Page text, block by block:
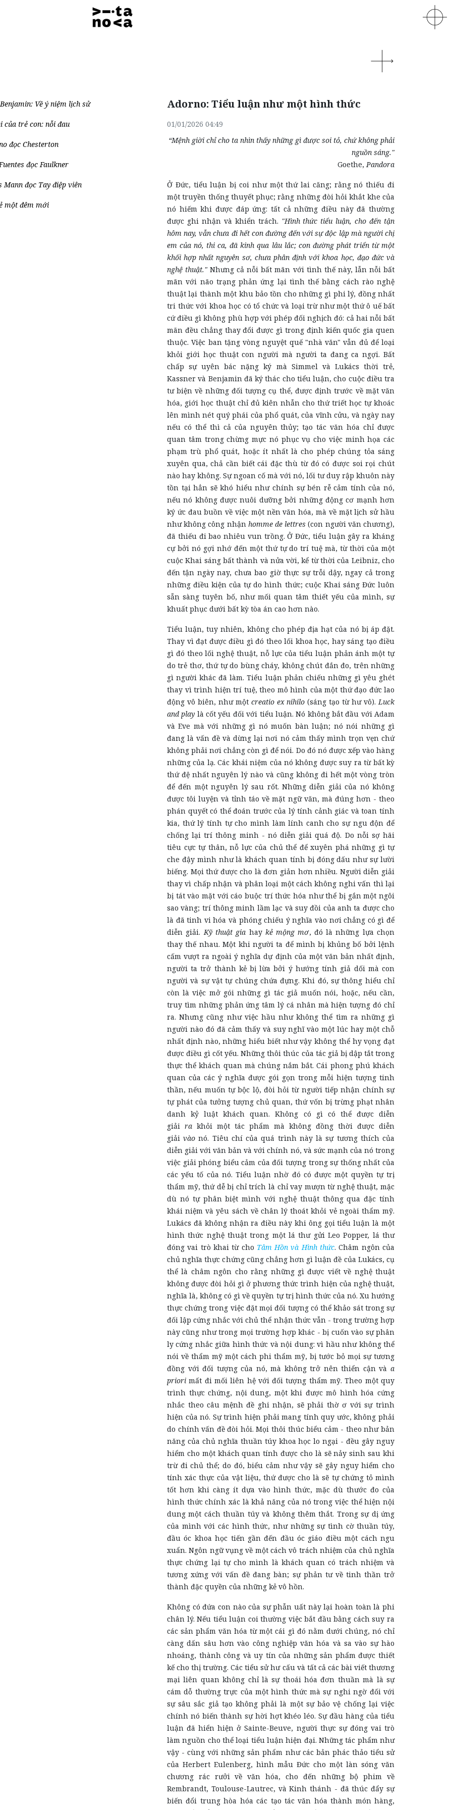
Về ý niệm lịch sử
của trẻ con: nỗi đau
đọc Chesterton
đọc Faulkner
Mann đọc Tay điệp viên
một đêm mới
Adorno: Tiểu luận như một hình thức
01/01/2026 04:49
“Mệnh giời chỉ cho ta nhìn thấy những gì được soi tỏ, chứ không phải
nguồn sáng."
Goethe,Pandora
Ở Đức, tiểu luận bị coi như một thứ lai căng; rằng nó thiếu đi
một truyền thống thuyết phục; rằng những đòi hỏi khắt khe của
nó hiếm khi được đáp ứng: tất cả những điều này đã thường
được ghi nhận và khiển trách. "Hình thức tiểu luận, cho đến tận
hôm nay, vẫn chưa đi hết con đường đến với sự độc lập mà người chị
em của nó, thi ca, đã kinh qua lâu lắc; con đường phát triển từ một
khối hợp nhất nguyên sơ, chưa phân định với khoa học, đạo đức và
nghệ thuật."Nhưng cả nỗi bất mãn với tình thế này, lẫn nỗi bất
mãn với não trạng phản ứng lại tình thế bằng cách rào nghệ
thuật lại thành một khu bảo tồn cho những gì phi lý, đồng nhất
tri thức với khoa học có tổ chức và loại trừ như một thứ ô uế bất
cứ điều gì không phù hợp với phép đối nghịch đó: cả hai nỗi bất
mãn đều chẳng thay đổi được gì trong định kiến quốc gia quen
thuộc. Việc ban tặng vòng nguyệt quế "nhà văn" vẫn đủ để loại
khỏi giới học thuật con người mà người ta đang ca ngợi. Bất
chấp sự uyên bác nặng ký mà Simmel và Lukács thời trẻ,
Kassner và Benjamin đã ký thác cho tiểu luận, cho cuộc điều tra
tư biện về những đối tượng cụ thể, được định trước về mặt văn
hóa, giới học thuật chỉ đủ kiên nhẫn cho thứ triết học tự khoác
lên mình nét quý phái của phổ quát, của vĩnh cửu, và ngày nay
nếu có thể thì cả của nguyên thủy; tạo tác văn hóa chỉ được
quan tâm trong chừng mực nó phục vụ cho việc minh họa các
phạm trù phổ quát, hoặc ít nhất là cho phép chúng tỏa sáng
xuyên qua, chả cần biết cái đặc thù từ đó có được soi rọi chút
nào hay không. Sự ngoan cố mà với nó, lối tư duy rập khuôn này
tồn tại hẳn sẽ khó hiểu như chính sự bén rễ cảm tính của nó,
nếu nó không được nuôi dưỡng bởi những động cơ mạnh hơn
ký ức đau buồn về việc một nền văn hóa, mà về mặt lịch sử hầu
như không công nhận homme de lettres (con người văn chương),
đã thiếu đi bao nhiêu vun trồng. Ở Đức, tiểu luận gây ra kháng
cự bởi nó gợi nhớ đến một thứ tự do trí tuệ mà, từ thời của một
cuộc Khai sáng bất thành và nửa vời, kể từ thời của Leibniz, cho
đến tận ngày nay, chưa bao giờ thực sự trỗi dậy, ngay cả trong
những điều kiện của tự do hình thức; cuộc Khai sáng Đức luôn
sẵn sàng tuyên bố, như mối quan tâm thiết yếu của mình, sự
khuất phục dưới bất kỳ tòa án cao hơn nào.
Tiểu luận, tuy nhiên, không cho phép địa hạt của nó bị áp đặt.
Thay vì đạt được điều gì đó theo lối khoa học, hay sáng tạo điều
gì đó theo lối nghệ thuật, nỗ lực của tiểu luận phản ánh một tự
do trẻ thơ, thứ tự do bùng cháy, không chút đắn đo, trên những
gì người khác đã làm. Tiểu luận phản chiếu những gì yêu ghét
thay vì trình hiện trí tuệ, theo mô hình của một thứ đạo đức lao
động vô biên, như một creatio ex nihilo (sáng tạo từ hư vô).Luck
and play là cốt yếu đối với tiểu luận. Nó không bắt đầu với Adam
và Eve mà với những gì nó muốn bàn luận; nó nói những gì
đang là vấn đề và dừng lại nơi nó cảm thấy mình trọn vẹn chứ
không phải nơi chẳng còn gì để nói. Do đó nó được xếp vào hàng
những của lạ. Các khái niệm của nó không được suy ra từ bất kỳ
thứ đệ nhất nguyên lý nào và cũng không đi hết một vòng tròn
để đến một nguyên lý sau rốt. Những diễn giải của nó không
được tôi luyện và tỉnh táo về mặt ngữ văn, mà đúng hơn - theo
phán quyết có thể đoán trước của lý tính cảnh giác và toan tính
kia, thứ lý tính tự cho mình làm lính canh cho sự ngu độn để
chống lại trí thông minh - nó diễn giải quá độ. Do nỗi sợ hãi
tiêu cực tự thân, nỗ lực của chủ thể để xuyên phá những gì tự
che đậy mình như là khách quan tính bị đóng dấu như sự lười
biếng. Mọi thứ được cho là đơn giản hơn nhiều. Người diễn giải
thay vì chấp nhận và phân loại một cách không nghi vấn thì lại
bị tát vào mặt với cáo buộc trí thức hóa như thể bị gắn một ngôi
sao vàng; trí thông minh lầm lạc và suy đồi của anh ta được cho
là đã tinh vi hóa và phóng chiếu ý nghĩa vào nơi chẳng có gì để
diễn giải.Kỹ thuật gia hay kẻ mộng mơ, đó là những lựa chọn
thay thế nhau. Một khi người ta để mình bị khủng bố bởi lệnh
cấm vượt ra ngoài ý nghĩa dự định của một văn bản nhất định,
người ta trở thành kẻ bị lừa bởi ý hướng tính giả dối mà con
người và sự vật tự chúng chứa đựng. Khi đó, sự thông hiểu chỉ
còn là việc mở gói những gì tác giả muốn nói, hoặc, nếu cần,
truy tìm những phản ứng tâm lý cá nhân mà hiện tượng đó chỉ
ra. Nhưng cũng như việc hầu như không thể tìm ra những gì
người nào đó đã cảm thấy và suy nghĩ vào một lúc hay một chỗ
nhất định nào, những hiểu biết như vậy không thể hy vọng đạt
được điều gì cốt yếu. Những thôi thúc của tác giả bị dập tắt trong
thực thể khách quan mà chúng nắm bắt. Cái phong phú khách
quan của các ý nghĩa được gói gọn trong mỗi hiện tượng tinh
thần, nếu muốn tự bộc lộ, đòi hỏi từ người tiếp nhận chính sự
tự phát của tưởng tượng chủ quan, thứ vốn bị trừng phạt nhân
danh kỷ luật khách quan. Không có gì có thể được diễn
giải ra khỏi một tác phẩm mà không đồng thời được diễn
giảivào nó. Tiêu chí của quá trình này là sự tương thích của
diễn giải với văn bản và với chính nó, và sức mạnh của nó trong
việc giải phóng biểu cảm của đối tượng trong sự thống nhất của
các yếu tố của nó. Tiểu luận nhờ đó có được một quyền tự trị
thẩm mỹ, thứ dễ bị chỉ trích là chỉ vay mượn từ nghệ thuật, mặc
dù nó tự phân biệt mình với nghệ thuật thông qua đặc tính
khái niệm và yêu sách về chân lý thoát khỏi vẻ ngoài thẩm mỹ.
Lukács đã không nhận ra điều này khi ông gọi tiểu luận là một
hình thức nghệ thuật trong một lá thư gửi Leo Popper, lá thư
đóng vai trò khai từ cho Tâm Hồn và Hình thức. Châm ngôn của
chủ nghĩa thực chứng cũng chẳng hơn gì luận đề của Lukács, cụ
thể là châm ngôn cho rằng những gì được viết về nghệ thuật
không được đòi hỏi gì ở phương thức trình hiện của nghệ thuật,
nghĩa là, không có gì về quyền tự trị hình thức của nó. Xu hướng
thực chứng trong việc đặt mọi đối tượng có thể khảo sát trong sự
đối lập cứng nhắc với chủ thể nhận thức vẫn - trong trường hợp
này cũng như trong mọi trường hợp khác - bị cuốn vào sự phân
ly cứng nhắc giữa hình thức và nội dung: vì hầu như không thể
nói về thẩm mỹ một cách phi thẩm mỹ, bị tước bỏ mọi sự tương
đồng với đối tượng của nó, mà không trở nên thiển cận và a
priori mất đi mối liên hệ với đối tượng thẩm mỹ. Theo một quy
trình thực chứng, nội dung, một khi được mô hình hóa cứng
nhắc theo câu mệnh đề ghi nhận, sẽ phải thờ ơ với sự trình
hiện của nó. Sự trình hiện phải mang tính quy ước, không phải
do chính vấn đề đòi hỏi. Mọi thôi thúc biểu cảm - theo như bản
năng của chủ nghĩa thuần túy khoa học lo ngại - đều gây nguy
hiểm cho một khách quan tính được cho là sẽ nảy sinh sau khi
trừ đi chủ thể; do đó, biểu cảm như vậy sẽ gây nguy hiểm cho
tính xác thực của vật liệu, thứ được cho là sẽ tự chứng tỏ mình
tốt hơn khi càng ít dựa vào hình thức, mặc dù thước đo của
hình thức chính xác là khả năng của nó trong việc thể hiện nội
dung một cách thuần túy và không thêm thắt. Trong sự dị ứng
của mình với các hình thức, như những sự tình cờ thuần túy,
đầu óc khoa học tiến gần đến đầu óc giáo điều một cách ngu
xuẩn. Ngôn ngữ vụng về một cách vô trách nhiệm của chủ nghĩa
thực chứng lại tự cho mình là khách quan có trách nhiệm và
tương xứng với vấn đề đang bàn; sự phản tư về tinh thần trở
thành đặc quyền của những kẻ vô hồn.
Không có đứa con nào của sự phẫn uất này lại hoàn toàn là phi
chân lý. Nếu tiểu luận coi thường việc bắt đầu bằng cách suy ra
các sản phẩm văn hóa từ một cái gì đó nằm dưới chúng, nó chỉ
càng dấn sâu hơn vào công nghiệp văn hóa và sa vào sự hào
nhoáng, thành công và uy tín của những sản phẩm được thiết
kế cho thị trường. Các tiểu sử hư cấu và tất cả các bài viết thương
mại liên quan không chỉ là sự thoái hóa đơn thuần mà là sự
cám dỗ thường trực của một hình thức mà sự nghi ngờ đối với
sự sâu sắc giả tạo không phải là một sự bảo vệ chống lại việc
chính nó biến thành sự hời hợt khéo léo. Sự đầu hàng của tiểu
luận đã hiển hiện ở Sainte-Beuve, người thực sự đóng vai trò
làm nguồn cho thể loại tiểu luận hiện đại. Những tác phẩm như
vậy - cùng với những sản phẩm như các bản phác thảo tiểu sử
của Herbert Eulenberg, hình mẫu Đức cho một làn sóng văn
chương rác rưởi về văn hóa, cho đến những bộ phim về
Rembrandt, Toulouse-Lautrec, và Kinh thánh - đã thúc đẩy sự
biến đổi trung hòa hóa các tạo tác văn hóa thành món hàng,